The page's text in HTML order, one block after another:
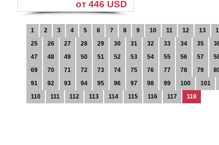
от 446 USD
1 2 3 4 5 6 7 8 9 10 11 12 13
25
26 27 28 29 30 31 32 33 34 35
47
48 49 50 51 52 53 54 55 56 57
69
70 71 72 73 74 75 76 77 78 79
91
92 93 94 95 96 97 98 99 100
101
110
111 112 113 114 115 116 117 118